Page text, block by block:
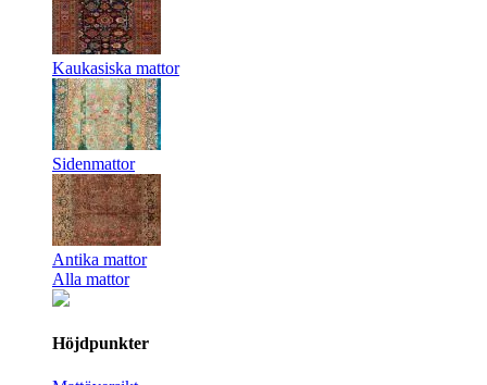
Kaukasiska mattor
Sidenmattor
Antika mattor
Alla mattor
Höjdpunkter